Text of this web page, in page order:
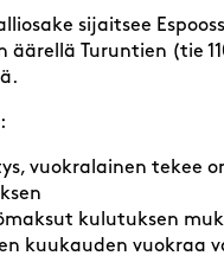
sijaitsee
äärellä Turuntien (tie
vuokralainen tekee
kulutuksen
kuukauden vuokraa